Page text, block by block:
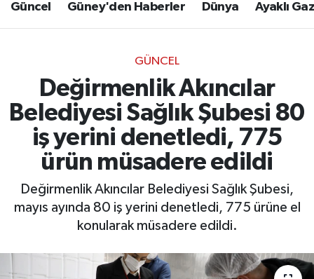
Güncel Güney'den Haberler Dünya Ayaklı
GÜNCEL
Değirmenlik Akıncılar
Belediyesi Sağlık Şubesi 80
iş yerini denetledi, 775
ürün müsadere edildi
Değirmenlik Akıncılar Belediyesi Sağlık Şubesi,
mayıs ayında 80 iş yerini denetledi, 775 ürüne el
konularak müsadere edildi.
Son Dakika Haberleri
Haber Arşivi